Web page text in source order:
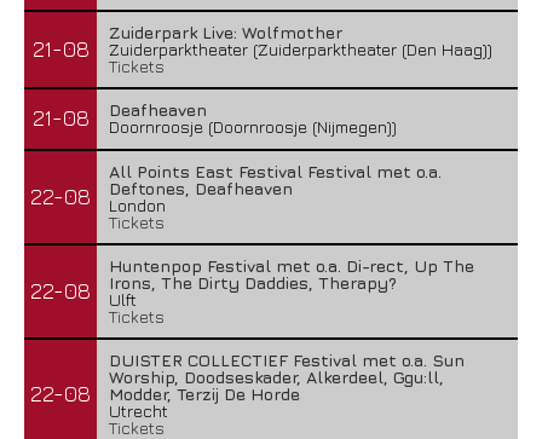
21-08
Zuiderpark Live: Wolfmother
Zuiderparktheater (Zuiderparktheater (Den Haag))
Tickets
21-08
Deafheaven
Doornroosje (Doornroosje (Nijmegen))
22-08
All Points East Festival Festival met o.a.
Deftones, Deafheaven
London
Tickets
22-08
Huntenpop Festival met o.a. Di-rect, Up The
Irons, The Dirty Daddies, Therapy?
Ulft
Tickets
22-08
DUISTER COLLECTIEF Festival met o.a. Sun
Worship, Doodseskader, Alkerdeel, Ggu:ll,
Modder, Terzij De Horde
Utrecht
Tickets